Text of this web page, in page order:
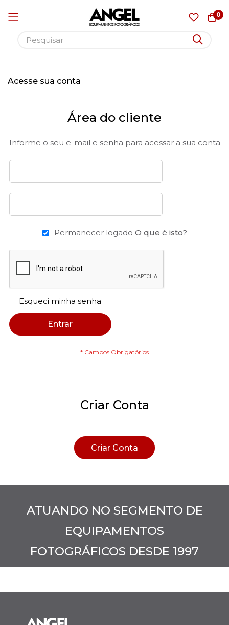
0
para
Acesse sua conta
Área do cliente
Informe o seu e-mail e senha para acessar a sua conta
Permanecer logado O que é isto?
Entrar
Esqueci minha senha
Criar Conta
Criar Conta
ATUANDO NO SEGMENTO DE
EQUIPAMENTOS
FOTOGRÁFICOS DESDE 1997